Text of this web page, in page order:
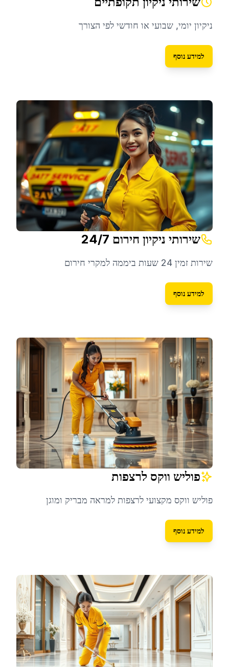
ניקיון יומי, שבועי או חודשי לפי הצורך
למידע נוסף
שירותי ניקיון חירום 24/7
שירות זמין 24 שעות ביממה למקרי חירום
למידע נוסף
פוליש ווקס לרצפות
פוליש ווקס מקצועי לרצפות למראה מבריק ומוגן
למידע נוסף